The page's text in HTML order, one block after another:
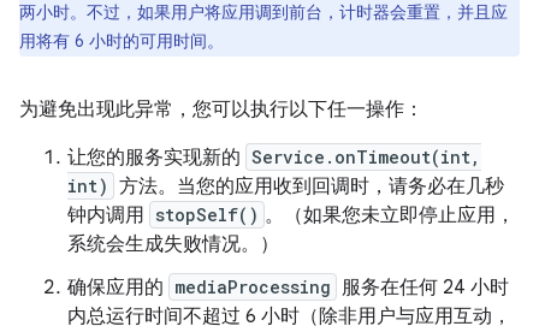
两小时。不过，如果用户将应用调到前台，计时器会重置，并且应
用将有 6 小时的可用时间。
为避免出现此异常，您可以执行以下任一操作：
让您的服务实现新的 Service.onTimeout(int,
int) 方法。当您的应用收到回调时，请务必在几秒
钟内调用 stopSelf() 。（如果您未立即停止应用，
系统会生成失败情况。）
确保应用的 mediaProcessing 服务在任何 24 小时
内总运行时间不超过 6 小时（除非用户与应用互动，